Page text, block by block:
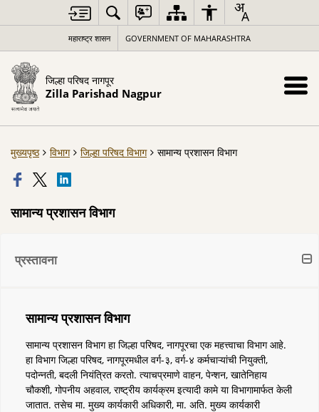
महाराष्ट्र शासन GOVERNMENT OF MAHARASHTRA
जिल्हा परिषद नागपूर
Zilla Parishad Nagpur
मुख्यपृष्ठ विभाग जिल्हा परिषद विभाग सामान्य प्रशासन विभाग
सामान्य प्रशासन विभाग
प्रस्तावना
सामान्य प्रशासन विभाग
सामान्य प्रशासन विभाग हा जिल्हा परिषद, नागपूरचा एक महत्त्वाचा विभाग आहे.
हा विभाग जिल्हा परिषद, नागपूरमधील वर्ग-३, वर्ग-४ कर्मचाऱ्यांची नियुक्ती,
पदोन्नती, बदली नियंत्रित करतो. त्याचप्रमाणे वाहन, पेन्शन, खातेनिहाय
चौकशी, गोपनीय अहवाल, राष्ट्रीय कार्यक्रम इत्यादी कामे या विभागामार्फत केली
जातात. तसेच मा. मुख्य कार्यकारी अधिकारी, मा. अति. मुख्य कार्यकारी